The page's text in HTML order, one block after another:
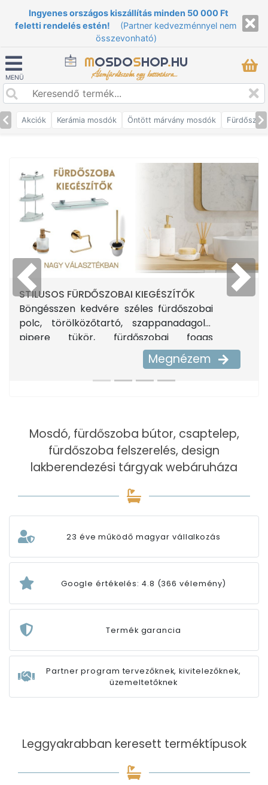
Ingyenes országos kiszállítás minden 50 000 Ft
feletti rendelés estén!
(Partner kedvezménnyel nem
összevonható)
MENÜ
MOSDOSHOP.HU
Álomfürdőszoba egy kattintásra...
Akciók Kerámia mosdók Öntött márvány mosdók
STÍLUSOS FÜRDŐSZOBAI KIEGÉSZÍTŐK
Böngésszen kedvére széles fürdőszobai
polc, törölközőtartó, szappanadagoló,
pipere tükör, fürdőszobai fogas
kínálatunkból. Találja meg az otthonához
fürdőszobai kiegészítőt. Tekintse meg
Megnézem
Previous Next
Mosdó, fürdőszoba bútor, csaptelep,
fürdőszoba felszerelés, design
lakberendezési tárgyak webáruháza
23 éve működő magyar vállalkozás
Google értékelés: 4.8 (366 vélemény)
Termék garancia
Partner program tervezőknek, kivitelezőknek,
üzemeltetőknek
Leggyakrabban keresett terméktípusok